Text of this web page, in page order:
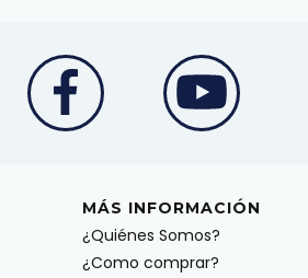
MÁS INFORMACIÓN
¿Quiénes Somos?
¿Como comprar?